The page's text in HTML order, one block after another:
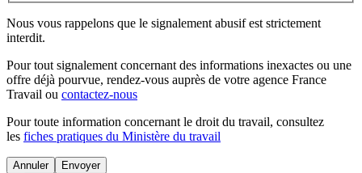
Nous vous rappelons que le signalement abusif est strictement
interdit.
Pour tout signalement concernant des informations inexactes ou une
offre déjà pourvue, rendez-vous auprès de votre agence France
Travail ou contactez-nous
Pour toute information concernant le droit du travail, consultez
les fiches pratiques du Ministère du travail
Annuler